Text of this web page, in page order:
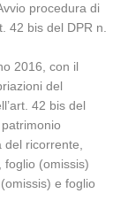
procedura di
42 bis del DPR n.
2016, con il
del
42 bis del
ricorrente,
foglio (omissis)
e foglio